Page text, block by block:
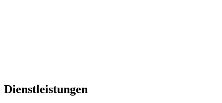
Dienstleistungen